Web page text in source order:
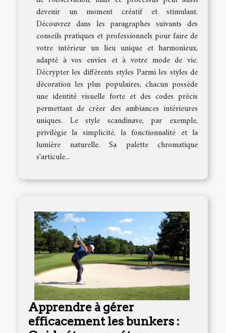
devenir un moment créatif et stimulant.
Découvrez dans les paragraphes suivants des
conseils pratiques et professionnels pour faire de
votre intérieur un lieu unique et harmonieux,
adapté à vos envies et à votre mode de vie.
Décrypter les différents styles Parmi les styles de
décoration les plus populaires, chacun possède
une identité visuelle forte et des codes précis
permettant de créer des ambiances intérieures
uniques. Le style scandinave, par exemple,
privilégie la simplicité, la fonctionnalité et la
lumière naturelle. Sa palette chromatique
s'articule...
Apprendre à gérer
efficacement les bunkers :